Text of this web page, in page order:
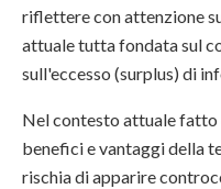
riflettere con attenzione
attuale tutta fondata sul
sull'eccesso (surplus) di
Nel contesto attuale fatto
benefici e vantaggi della
rischia di apparire